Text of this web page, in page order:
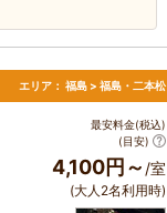
エリア： 福島 > 福島・二本松
最安料金(税込)
(目安)
4,100円～ /室
(大人2名利用時)